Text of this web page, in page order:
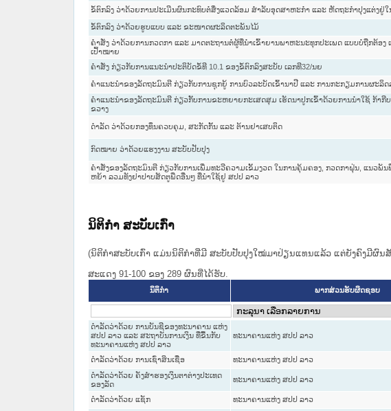
ຂໍ້ຕົກລົງ ວ່າດ້ວຍການປະເມີນຜົນກະທົບຕໍ່ສິ່ງແວດລ້ອມ ສຳລັບອຸດສາຫະກຳ ແລະ ຫັດຖະກຳປຸງແຕ່ງຢູ່ໃ
ຂໍ້ຕົກລົງ ວ່າດ້ວຍຮູບແບບ ແລະ ຂະໜາດຜະລິດຕະພັນໄມ້
ຄຳສັ່ງ ວ່າດ້ວຍການກວດກາ ແລະ ມາດຕະຖານຕໍ່ຜູ້ທີ່ນຳເຂົ້າຍານພາຫະນະທຸກປະເພດ ແບບບໍ່ຖືກຕ້ອງ
ເປົ້າໝາຍ
ຄຳສັ່ງ ກ່ຽວກັບການແນະນຳປະຕິບັດຂໍ້ທີ 10.1 ຂອງຂໍ້ຕົກລົງສະບັບ ເລກທີ32/ນຍ
ຄໍາແນະນໍາຂອງລັດຖະມົນຕີ ກ່ຽວກັບການຊຸກຍູ້ ການບົວລະບັດເຂົ້ານາປີ ແລະ ການກະກຽມການຜະລິດ
ຄໍາແນະນໍາຂອງລັດຖະມົນຕີ ກ່ຽວກັັບການຂະຫຍາຍກະເສດສຸມ ເຮັດນາປູກເຂົ້າດ້ວຍການນໍາໃຊ້ ກ້າກີບ
ຂວາງ
ດຳລັດ ວ່າດ້ວຍກອງທຶນຄວບຄຸມ, ສະກັດກັ້ນ ແລະ ຕ້ານຢາເສບຕິດ
ກົດ​ໝາຍ ວ່າ​ດ້ວຍ​ແຮງ​ງານ ສະ​ບັບ​ປັບ​ປຸງ
ຄໍາສັ່ງຂອງລັດຖະມົນຕີ ກ່ຽວກັບການເພີ່ມທະວີຄວາມເຂັ້ມງວດ ໃນການຄຸ້ມຄອງ, ກວດກາຝຸ່ນ, ແນວພັນ
ຫຍ້າ ລວມທັງຢາປາບສັດຕູພືດອື່ນໆ ທີ່ນໍາໃຊ້ຢູ ສປປ ລາວ
ນິຕິກໍາ ສະບັບເກົ່າ
(ນິຕິກໍາສະບັບເກົ່າ ແມ່ນນິຕິກໍາທີ່ມີ ສະບັບປັບປຸງໃໝ່ມາປ່ຽນແທນແລ້ວ ແຕ່ຍັງຄົງມີຜົນ
ສະແດງ 91-100 ຂອງ 289 ຜົນທີ່ໄດ້ຮັບ.
ນິຕິກໍາ ພາກສ່ວນຮັບຜິດຊອບ
ດຳລັດວ່າດ້ວຍ ການບັນຊີຂອງທະນາຄານ ແຫ່ງ
ສປປ ລາວ ແລະ ສະຖາບັນການເງິນ ທີ່ຂື້ນກັບ
ທະນາຄານແຫ່ງ ສປປ ລາວ
ທະນາຄານແຫ່ງ ສປປ ລາວ
ດຳລັດວ່າດ້ວຍ ການເຊົ່າສິນເຊື່ອ ທະນາຄານແຫ່ງ ສປປ ລາວ
ດຳລັດວ່າດ້ວຍ ຄັງສຳຮອງເງິນຕາຕ່າງປະເທດ
ຂອງລັດ
ທະນາຄານແຫ່ງ ສປປ ລາວ
ດຳລັດວ່າດ້ວຍ ແຊັກ ທະນາຄານແຫ່ງ ສປປ ລາວ